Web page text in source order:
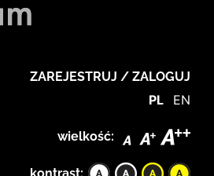
ZAREJESTRUJ / ZALOGUJ
PL EN
wielkość:
kontrast: